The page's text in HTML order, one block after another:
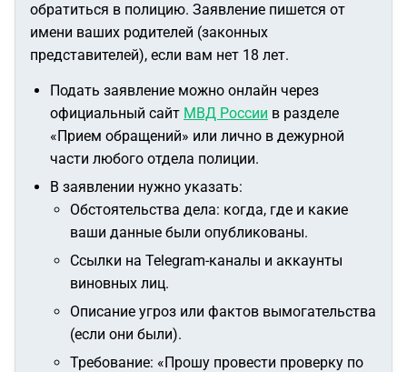
обратиться в полицию. Заявление пишется от
имени ваших родителей (законных
представителей), если вам нет 18 лет.
Подать заявление можно онлайн через
официальный сайт МВД России в разделе
«Прием обращений» или лично в дежурной
части любого отдела полиции.
В заявлении нужно указать:
Обстоятельства дела: когда, где и какие
ваши данные были опубликованы.
Ссылки на Telegram-каналы и аккаунты
виновных лиц.
Описание угроз или фактов вымогательства
(если они были).
Требование: «Прошу провести проверку по